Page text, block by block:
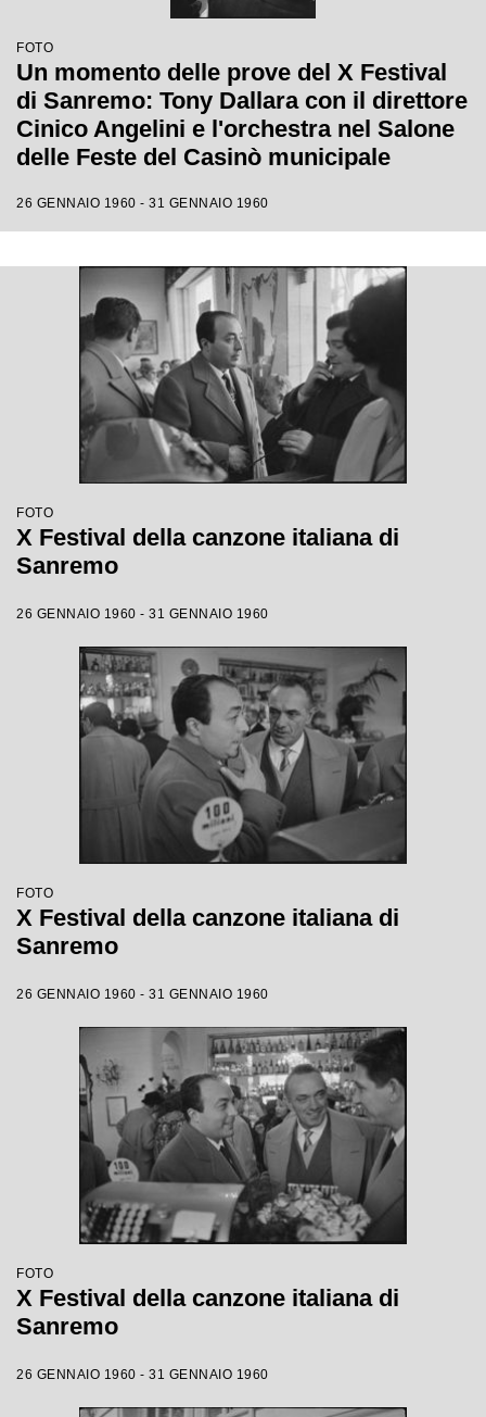
FOTO
Un momento delle prove del X Festival
di Sanremo: Tony Dallara con il direttore
Cinico Angelini e l'orchestra nel Salone
delle Feste del Casinò municipale
26 GENNAIO 1960 - 31 GENNAIO 1960
FOTO
X Festival della canzone italiana di
Sanremo
26 GENNAIO 1960 - 31 GENNAIO 1960
FOTO
X Festival della canzone italiana di
Sanremo
26 GENNAIO 1960 - 31 GENNAIO 1960
FOTO
X Festival della canzone italiana di
Sanremo
26 GENNAIO 1960 - 31 GENNAIO 1960